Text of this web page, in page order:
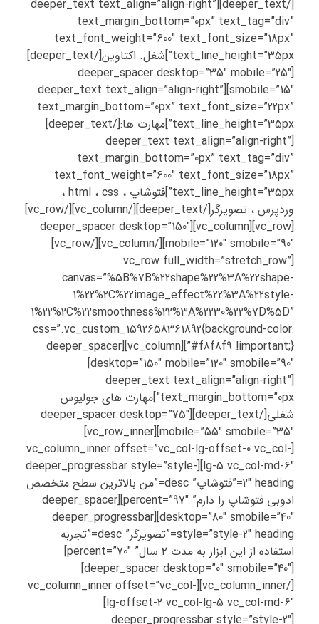
[/deeper_text][deeper_text text_align=”align-right”
text_margin_bottom=”0px” text_tag=”div”
text_font_weight=”600″ text_font_size=”18px”
text_line_height=”35px”]شغل. اکتاوین[/deeper_text]
[deeper_spacer desktop=”35″ mobile=”25″
smobile=”15″][deeper_text text_align=”align-right”
text_margin_bottom=”0px” text_font_size=”22px”
text_line_height=”35px”]مهارت ها:[/deeper_text]
[deeper_text text_align=”align-right”
text_margin_bottom=”0px” text_tag=”div”
text_font_weight=”600″ text_font_size=”18px”
text_line_height=”35px”]فتوشاپ ، html ، css ،
وردپرس ، تصویرگر[/deeper_text][/vc_column][/vc_row]
[vc_row][vc_column][deeper_spacer desktop=”150″
mobile=”120″ smobile=”90″][/vc_column][/vc_row]
[vc_row full_width=”stretch_row”
canvas=”%5B%7B%22shape%22%3A%22shape-
1%22%2C%22image_effect%22%3A%22style-
1%22%2C%22smoothness%22%3A%2230%22%7D%5D”
css=”.vc_custom_1592658361892{background-color:
#f8f8f9 !important;}”][vc_column][deeper_spacer
desktop=”150″ mobile=”120″ smobile=”90″]
[deeper_text text_align=”align-right”
text_margin_bottom=”0px”]مهارت های جولیوس
شغلی[/deeper_text][deeper_spacer desktop=”75″
mobile=”55″ smobile=”35″][vc_row_inner]
[vc_column_inner offset=”vc_col-lg-offset-0 vc_col-
lg-5 vc_col-md-6″][deeper_progressbar style=”style-
2″ heading=”فتوشاپ” desc=”من بالاترین سطح متخصص
ادوبی فتوشاپ را دارم” percent=”97″][deeper_spacer
desktop=”80″ smobile=”40″][deeper_progressbar
style=”style-2″ heading=”تصویرگر” desc=”تجربه
استفاده از این ابزار به مدت ۲ سال” percent=”70″]
[deeper_spacer desktop=”0″ smobile=”40″]
[/vc_column_inner][vc_column_inner offset=”vc_col-
lg-offset-2 vc_col-lg-5 vc_col-md-6″]
[deeper_progressbar style=”style-2″